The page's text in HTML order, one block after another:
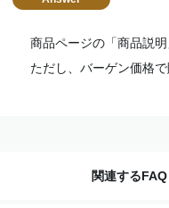
商品ページの「商品説
ただし、バーゲン価格
関連するFAQ